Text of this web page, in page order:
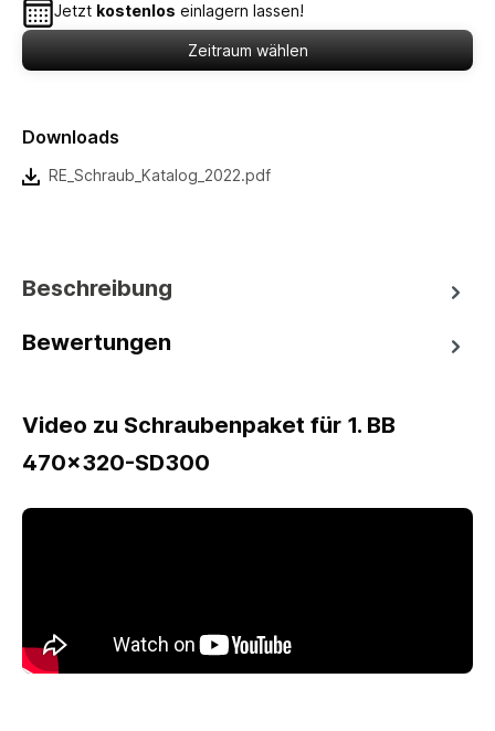
Jetzt kostenlos einlagern lassen!
Zeitraum wählen
Downloads
RE_Schraub_Katalog_2022.pdf
Beschreibung
Bewertungen
Video zu Schraubenpaket für 1. BB
470x320-SD300